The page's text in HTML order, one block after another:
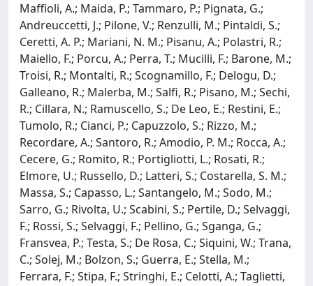
Maffioli, A.; Maida, P.; Tammaro, P.; Pignata, G.;
Andreuccetti, J.; Pilone, V.; Renzulli, M.; Pintaldi, S.;
Ceretti, A. P.; Mariani, N. M.; Pisanu, A.; Polastri, R.;
Maiello, F.; Porcu, A.; Perra, T.; Mucilli, F.; Barone, M.;
Troisi, R.; Montalti, R.; Scognamillo, F.; Delogu, D.;
Galleano, R.; Malerba, M.; Salfi, R.; Pisano, M.; Sechi,
R.; Cillara, N.; Ramuscello, S.; De Leo, E.; Restini, E.;
Tumolo, R.; Cianci, P.; Capuzzolo, S.; Rizzo, M.;
Recordare, A.; Santoro, R.; Amodio, P. M.; Rocca, A.;
Cecere, G.; Romito, R.; Portigliotti, L.; Rosati, R.;
Elmore, U.; Russello, D.; Latteri, S.; Costarella, S. M.;
Massa, S.; Capasso, L.; Santangelo, M.; Sodo, M.;
Sarro, G.; Rivolta, U.; Scabini, S.; Pertile, D.; Selvaggi,
F.; Rossi, S.; Selvaggi, F.; Pellino, G.; Sganga, G.;
Fransvea, P.; Testa, S.; De Rosa, C.; Siquini, W.; Trana,
C.; Solej, M.; Bolzon, S.; Guerra, E.; Stella, M.;
Ferrara, F.; Stipa, F.; Stringhi, E.; Celotti, A.; Taglietti,